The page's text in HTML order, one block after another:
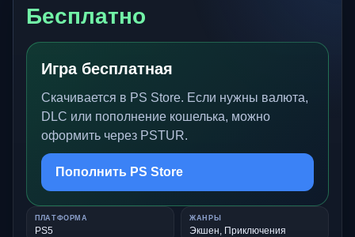
Бесплатно
Игра бесплатная
Скачивается в PS Store. Если нужны валюта,
DLC или пополнение кошелька, можно
оформить через PSTUR.
Пополнить PS Store
ПЛАТФОРМА
PS5
ЖАНРЫ
Экшен, Приключения